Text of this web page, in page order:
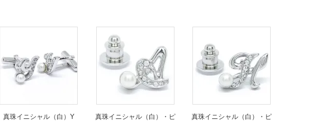
真珠イニシャル（白）Y
真珠イニシャル（白）・ピ
真珠イニシャル（白）・ピ